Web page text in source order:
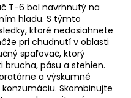
T-6 bol navrhnutý na
hladu. S týmto
ktoré nedosiahnete
pri chudnutí v oblasti
spaľovač, ktorý
pásu a stehien.
a výskumné
Skombinujte